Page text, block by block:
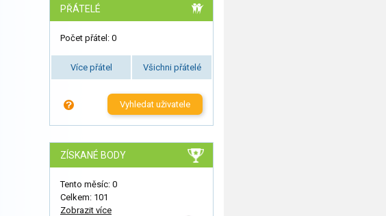
PŘÁTELÉ
Počet přátel: 0
Více přátel Všichni přátelé
Vyhledat uživatele
ZÍSKANÉ BODY
Tento měsíc: 0
Celkem: 101
Zobrazit více